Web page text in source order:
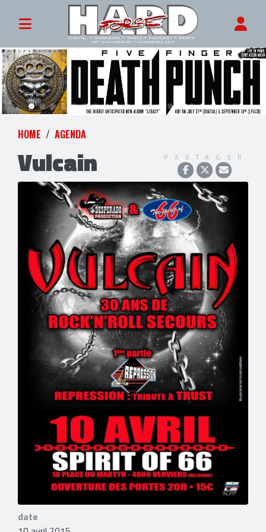
HOME AGENDA
Vulcain PARTAGER
date